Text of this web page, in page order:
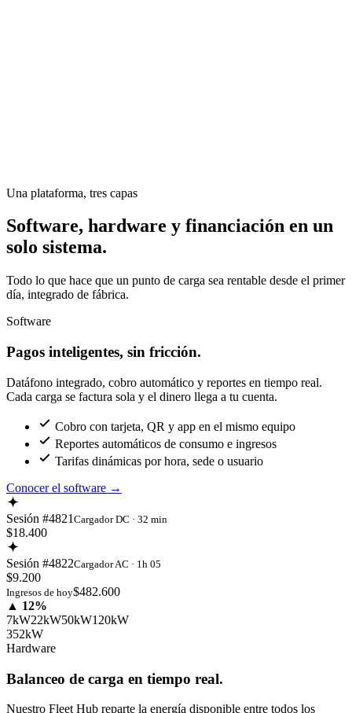
Una plataforma, tres capas
Software, hardware y financiación en un
solo sistema.
Todo lo que hace que un punto de carga sea rentable desde el primer
día, integrado de fábrica.
Software
Pagos inteligentes, sin fricción.
Datáfono integrado, cobro automático y reportes en tiempo real.
Cada carga se factura sola y el dinero llega a tu cuenta.
Cobro con tarjeta, QR y app en el mismo equipo
Reportes automáticos de consumo e ingresos
Tarifas dinámicas por hora, sede o usuario
Conocer el software →
Sesión #4821 Cargador DC · 32 min
$18.400
Sesión #4822Cargador AC · 1h 05
$9.200
Ingresos de hoy$482.600
▲ 12%
7kW22kW50kW120kW
352kW
Hardware
Balanceo de carga en tiempo real.
Nuestro Fleet Hub reparte la energía disponible entre todos los